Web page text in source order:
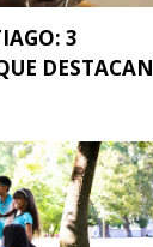
3
DESTACAN